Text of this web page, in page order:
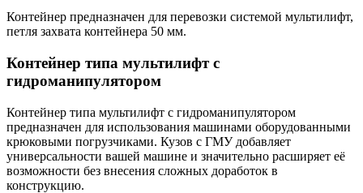
Контейнер предназначен для перевозки системой мультилифт,
петля захвата контейнера 50 мм.
Контейнер типа мультилифт с
гидроманипулятором
Контейнер типа мультилифт с гидроманипулятором
предназначен для использования машинами оборудованными
крюковыми погрузчиками. Кузов с ГМУ добавляет
универсальности вашей машине и значительно расширяет её
возможности без внесения сложных доработок в
конструкцию.